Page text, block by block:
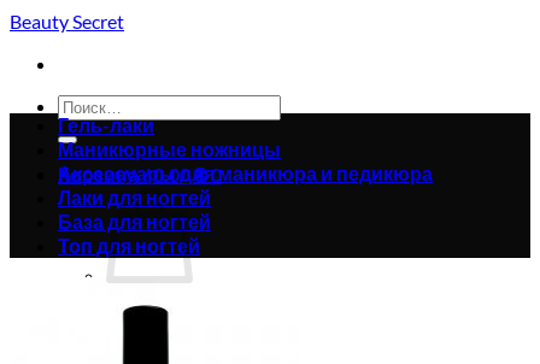
Skip
content
Beauty Secret
Искать:
Корзина /0.00₴0
Корзина пуста.
Гель-лаки
Маникюрные ножницы
Аксессуары для маникюра и педикюра
Лаки для ногтей
База для ногтей
Топ для ногтей